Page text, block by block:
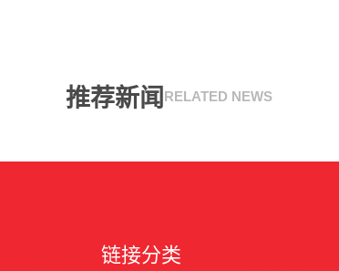
推荐新闻 RELATED NEWS
链接分类